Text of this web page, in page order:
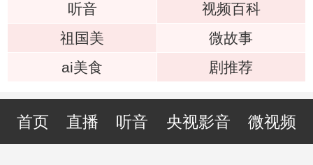
听音
视频百科
祖国美
微故事
ai美食
剧推荐
首页 直播 听音 央视影音 微视频